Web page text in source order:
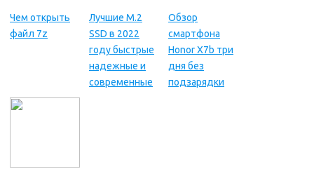
Чем открыть
файл 7z
Лучшие M.2
SSD в 2022
году быстрые
надежные и
современные
Обзор
смартфона
Honor X7b три
дня без
подзарядки